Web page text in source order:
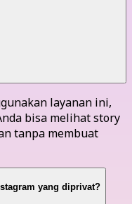
layanan ini,
bisa melihat story
tanpa membuat
yang diprivat?